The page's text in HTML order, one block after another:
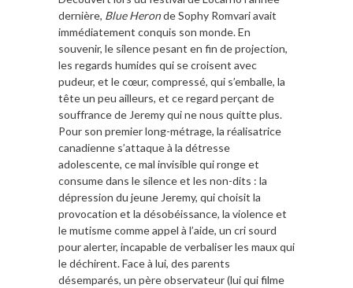
dernière, Blue Heronde Sophy Romvari avait
immédiatement conquis son monde. En
souvenir, le silence pesant en fin de projection,
les regards humides qui se croisent avec
pudeur, et le cœur, compressé, qui s’emballe, la
tête un peu ailleurs, et ce regard perçant de
souffrance de Jeremy qui ne nous quitte plus.
Pour son premier long-métrage, la réalisatrice
canadienne s’attaque à la détresse
adolescente, ce mal invisible qui ronge et
consume dans le silence et les non-dits : la
dépression du jeune Jeremy, qui choisit la
provocation et la désobéissance, la violence et
le mutisme comme appel à l’aide, un cri sourd
pour alerter, incapable de verbaliser les maux qui
le déchirent. Face à lui, des parents
désemparés, un père observateur (lui qui filme